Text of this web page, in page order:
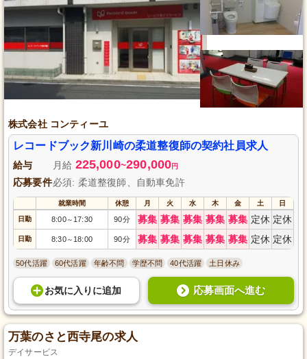
株式会社 コンティーユ
レコードブック新川崎の柔道整復師の契約社員求人
給与 月給 225,000~290,000円
応募要件必須: 柔道整復師、自動車免許
就業時間 休憩 月 火 水 木 金 土 日
日勤 8:00～ 17:30 90分 募集 募集 募集 募集 募集 定休 定休
日勤 8:30～ 18:00 90分 募集 募集 募集 募集 募集 定休 定休
50代活躍 60代活躍 年齢不問 学歴不問 40代活躍 土日休み
お気に入り に追加 応募画面へ進む
万葉のさと西寺尾の求人
デイサービス